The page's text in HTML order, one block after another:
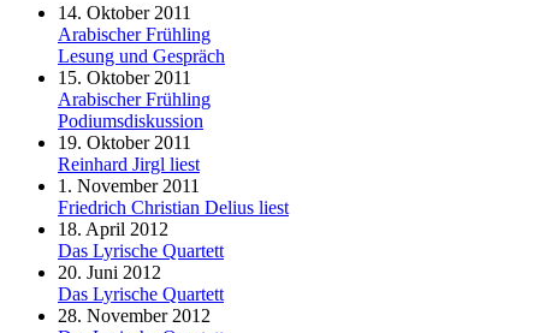
14. Oktober 2011
Arabischer Frühling
Lesung und Gespräch
15. Oktober 2011
Arabischer Frühling
Podiumsdiskussion
19. Oktober 2011
Reinhard Jirgl liest
1. November 2011
Friedrich Christian Delius liest
18. April 2012
Das Lyrische Quartett
20. Juni 2012
Das Lyrische Quartett
28. November 2012